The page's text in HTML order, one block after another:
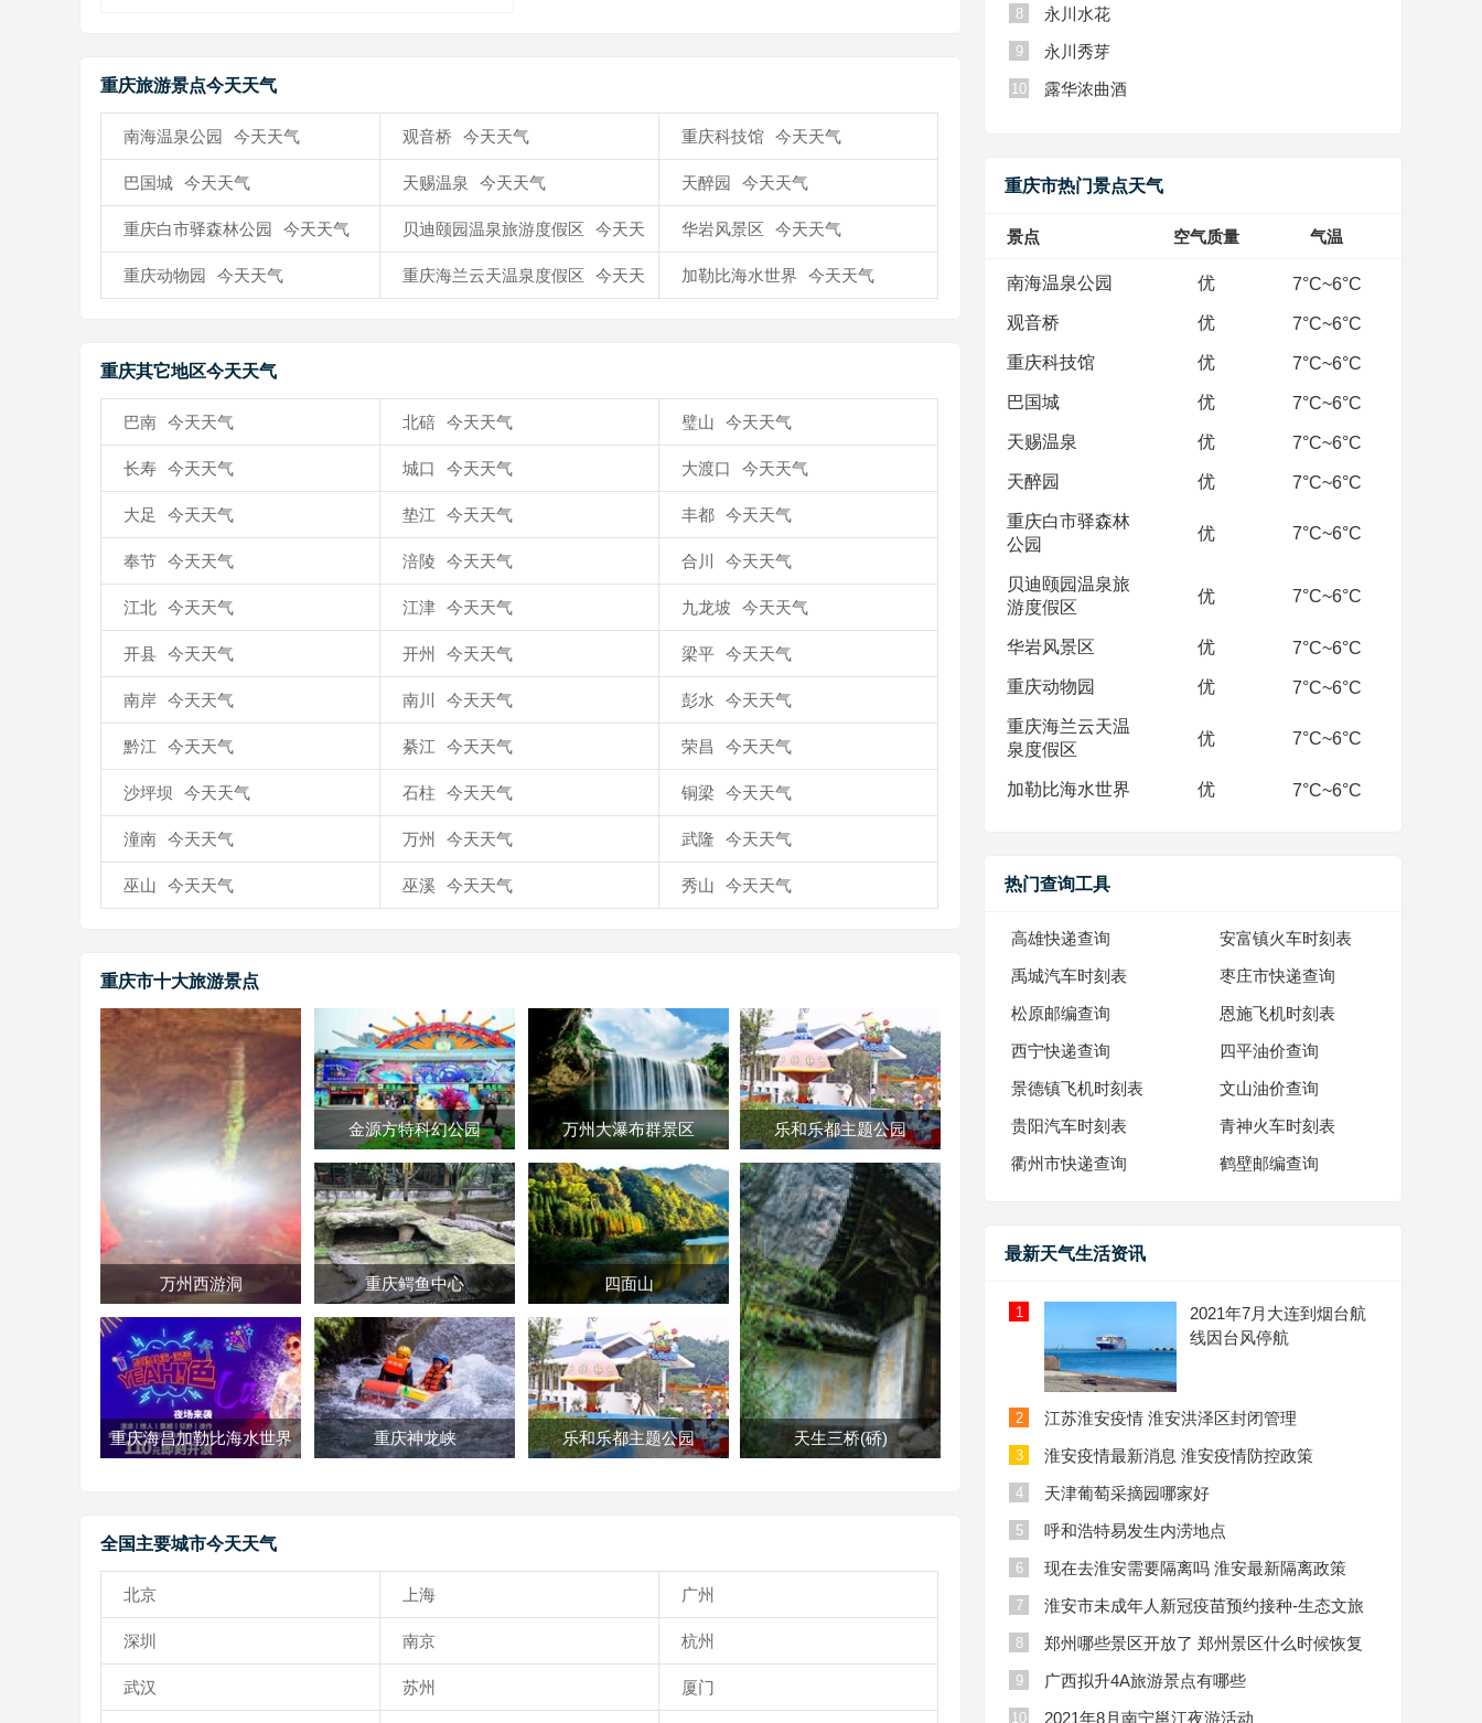
重庆旅游景点今天天气
南海温泉公园 今天天气 观音桥 今天天气 重庆科技馆 今天天气
巴国城 今天天气 天赐温泉 今天天气 天醉园 今天天气
重庆白市驿森林公园 今天天气 贝迪颐园温泉旅游度假区 今天天
气
华岩风景区 今天天气
重庆动物园 今天天气 重庆海兰云天温泉度假区 今天天 加勒比海水世界 今天天气
重庆其它地区今天天气
巴南 今天天气 北碚 今天天气 璧山 今天天气
长寿 今天天气 城口 今天天气 大渡口 今天天气
大足 今天天气 垫江 今天天气 丰都 今天天气
奉节 今天天气 涪陵 今天天气 合川 今天天气
江北 今天天气 江津 今天天气 九龙坡 今天天气
开县 今天天气 开州 今天天气 梁平 今天天气
南岸 今天天气 南川 今天天气 彭水 今天天气
黔江 今天天气 綦江 今天天气 荣昌 今天天气
沙坪坝 今天天气 石柱 今天天气 铜梁 今天天气
潼南 今天天气 万州 今天天气 武隆 今天天气
巫山 今天天气 巫溪 今天天气 秀山 今天天气
重庆市十大旅游景点
万州西游洞
重庆海昌加勒比海水世界
金源方特科幻公园 万州大瀑布群景区
重庆鳄鱼中心 四面山
重庆神龙峡 乐和乐都主题公园
乐和乐都主题公园
天生三桥(硚)
全国主要城市今天天气
北京 上海 广州
深圳 南京 杭州
武汉 苏州 厦门
8 永川水花
9 永川秀芽
10 露华浓曲酒
重庆市热门景点天气
景点 空气质量 气温
南海温泉公园 优 7°C~6°C
观音桥 优 7°C~6°C
重庆科技馆 优 7°C~6°C
巴国城 优 7°C~6°C
天赐温泉 优 7°C~6°C
天醉园 优 7°C~6°C
重庆白市驿森林
公园
优 7°C~6°C
贝迪颐园温泉旅
游度假区
优 7°C~6°C
华岩风景区 优 7°C~6°C
重庆动物园 优 7°C~6°C
重庆海兰云天温
泉度假区
优 7°C~6°C
加勒比海水世界 优 7°C~6°C
热门查询工具
高雄快递查询 安富镇火车时刻表
禹城汽车时刻表 枣庄市快递查询
松原邮编查询 恩施飞机时刻表
西宁快递查询 四平油价查询
景德镇飞机时刻表 文山油价查询
贵阳汽车时刻表 青神火车时刻表
衢州市快递查询 鹤壁邮编查询
最新天气生活资讯
1
2021年7月大连到烟台航
线因台风停航
2 江苏淮安疫情 淮安洪泽区封闭管理
3 淮安疫情最新消息 淮安疫情防控政策
4 天津葡萄采摘园哪家好
5 呼和浩特易发生内涝地点
6 现在去淮安需要隔离吗 淮安最新隔离政策
7
淮安市未成年人新冠疫苗预约接种-生态文旅
8
郑州哪些景区开放了 郑州景区什么时候恢复
9 广西拟升4A旅游景点有哪些
10 2021年8月南宁邕江夜游活动